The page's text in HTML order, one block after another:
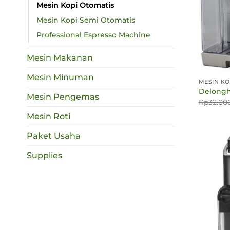
Mesin Kopi Otomatis
Mesin Kopi Semi Otomatis
Professional Espresso Machine
Mesin Makanan
Mesin Minuman
Mesin Pengemas
Mesin Roti
Paket Usaha
Supplies
MESIN
Rp